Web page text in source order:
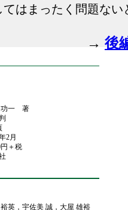
はまったく問題ない
→ 後
一 著
2月
＋税
英，宇佐美 誠，大屋 雄裕